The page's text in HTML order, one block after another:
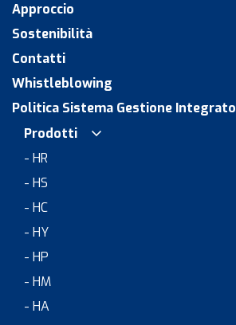
Approccio
Sostenibilità
Contatti
Whistleblowing
Politica Sistema Gestione Integrato
Prodotti
- HR
- HS
- HC
- HY
- HP
- HM
- HA